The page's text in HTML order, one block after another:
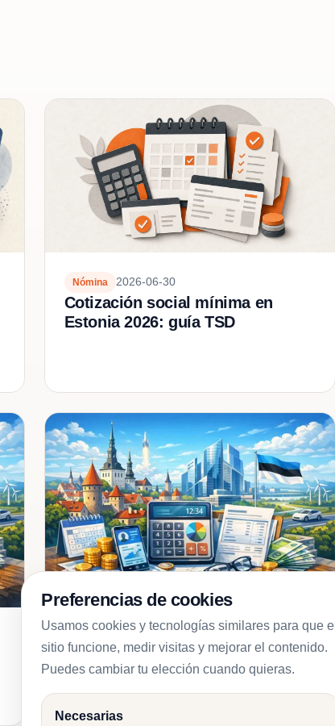
Nómina 2026-06-30
Cotización social mínima en
Estonia 2026: guía TSD
Calculadora de Nómina Estonia
2026: Guía Completa
Preferencias de cookies
Usamos cookies y tecnologías similares para que el
sitio funcione, medir visitas y mejorar el contenido.
Puedes cambiar tu elección cuando quieras.
Necesarias